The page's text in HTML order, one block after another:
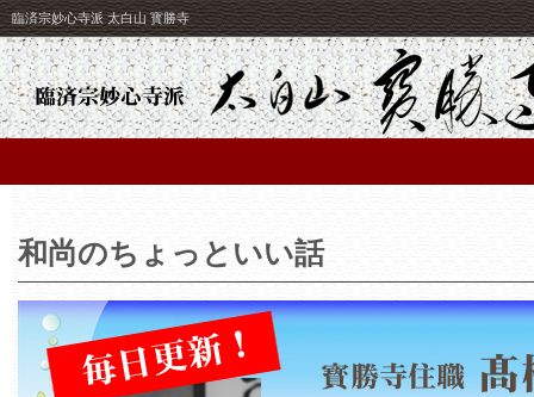
臨済宗妙心寺派 太白山 寳勝寺
和尚のちょっといい話